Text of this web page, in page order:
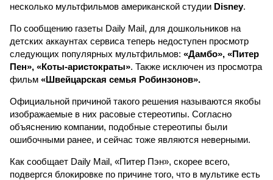
несколько мультфильмов американской студии Disney.
По сообщению газеты Daily Mail, для дошкольников на
детских аккаунтах сервиса теперь недоступен просмотр
следующих популярных мультфильмов: «Дамбо», «Питер
Пен», «Коты-аристократы». Также исключен из просмотра
фильм «Швейцарская семья Робинзонов».
Официальной причиной такого решения называются якобы
изображаемые в них расовые стереотипы. Согласно
объяснению компании, подобные стереотипы были
ошибочными ранее, и сейчас тоже являются неверными.
Как сообщает Daily Mail, «Питер Пэн», скорее всего,
подвергся блокировке по причине того, что в мультике есть